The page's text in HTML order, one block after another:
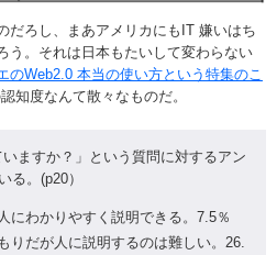
だろし、まあアメリカにもIT 嫌いはち
う。それは日本もたいして変わらない
のWeb2.0 本当の使い方という特集のこ
知度なんて散々なものだ。
いますか？」という質問に対するアン
る。(p20）
にわかりやすく説明できる。7.5％
りだが人に説明するのは難しい。26.